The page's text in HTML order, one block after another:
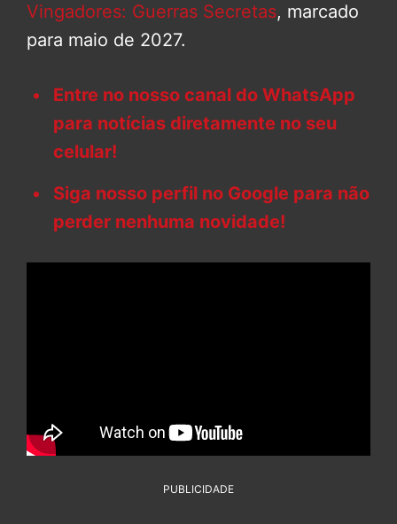
Vingadores: Guerras Secretas, marcado
para maio de 2027.
Entre no nosso canal do WhatsApp
para notícias diretamente no seu
celular!
Siga nosso perfil no Google para não
perder nenhuma novidade!
PUBLICIDADE